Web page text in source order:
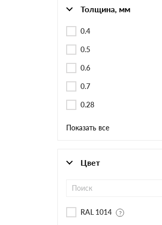
Толщина, мм
0.4
0.5
0.6
0.7
0.28
Показать все
Цвет
RAL 1014